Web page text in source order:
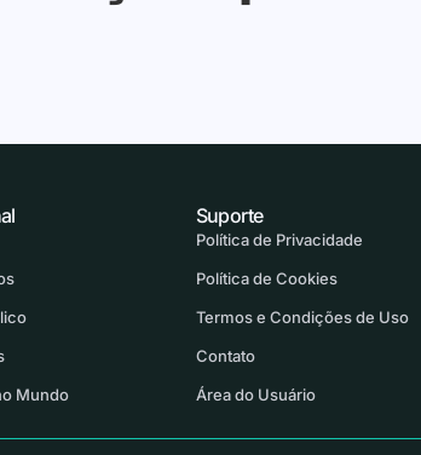
Suporte
Política de Privacidade
Política de Cookies
Termos e Condições de Uso
Contato
Área do Usuário
Mundo